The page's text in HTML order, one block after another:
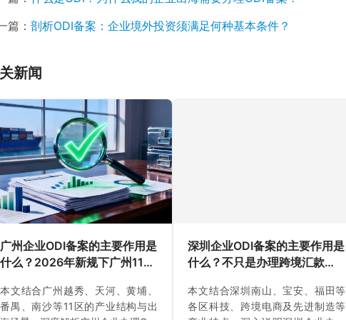
篇： 剖析ODI备案：企业境外投资须满足何种基本条件？
新闻
广州企业ODI备案的主要作用是
什么？2026年新规下广州11区
本文结合广州越秀、天河、黄埔、
番禺、南沙等11区的产业结构与出
深圳企业ODI备案的主要作用是
什么？不只是办理跨境汇款
中介推荐）
本文结合深圳南山、宝安、福田等
各区科技、跨境电商及先进制造等